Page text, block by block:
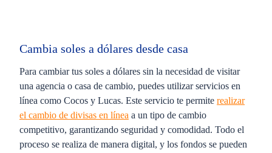
Cambia soles a dólares desde casa
Para cambiar tus soles a dólares sin la necesidad de visitar
una agencia o casa de cambio, puedes utilizar servicios en
línea como Cocos y Lucas. Este servicio te permite realizar
el cambio de divisas en línea a un tipo de cambio
competitivo, garantizando seguridad y comodidad. Todo el
proceso se realiza de manera digital, y los fondos se pueden